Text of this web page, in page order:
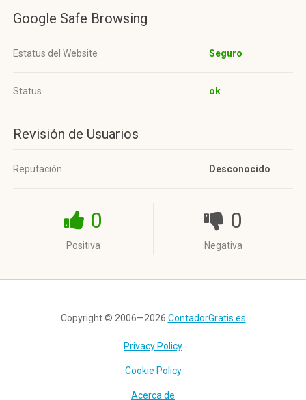
Google Safe Browsing
Estatus del Website Seguro
Status ok
Revisión de Usuarios
Reputación Desconocido
0
Positiva
0
Negativa
Copyright © 2006—2026 ContadorGratis.es
Privacy Policy
Cookie Policy
Acerca de